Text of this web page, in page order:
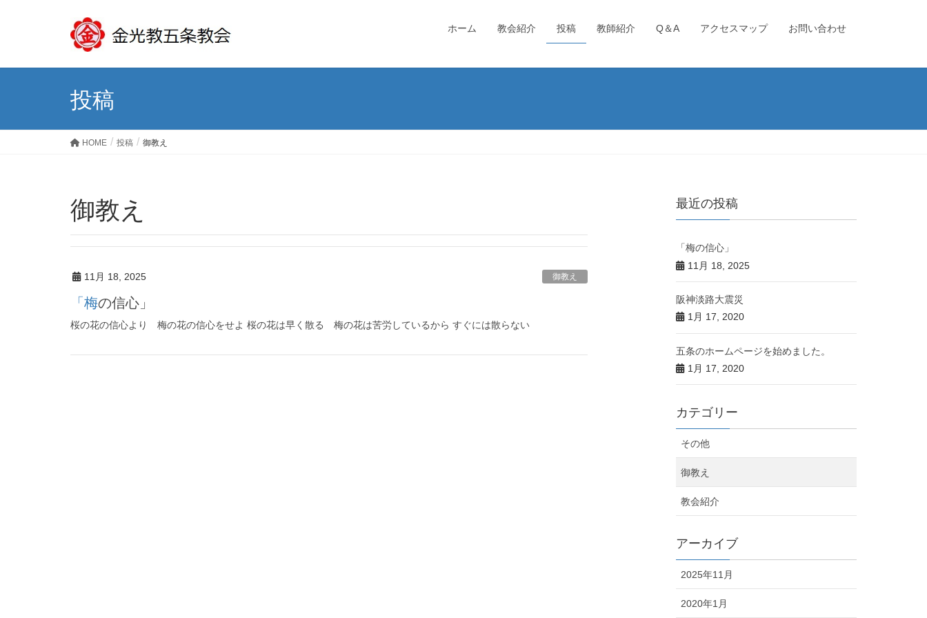
ホーム 教会紹介 投稿 教師紹介 Q＆A アクセスマップ お問い合わせ
投稿
HOME 投稿 御教え
御教え
11月 18, 2025 御教え
「梅の信心」
桜の花の信心より 梅の花の信心をせよ 桜の花は早く散る 梅の花は苦労しているから すぐには散らない
最近の投稿
「梅の信心」
11月 18, 2025
阪神淡路大震災
1月 17, 2020
五条のホームページを始めました。
1月 17, 2020
カテゴリー
その他
御教え
教会紹介
アーカイブ
2025年11月
2020年1月